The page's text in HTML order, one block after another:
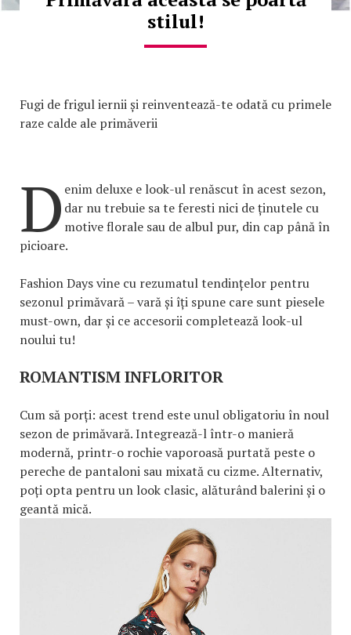
stilul!
Fugi de frigul iernii și reinventează-te odată cu primele
raze calde ale primăverii
D enim deluxe e look-ul renăscut în acest sezon,
dar nu trebuie sa te feresti nici de ținutele cu
motive florale sau de albul pur, din cap până în
picioare.
Fashion Days vine cu rezumatul tendințelor pentru
sezonul primăvară – vară și îți spune care sunt piesele
must-own, dar și ce accesorii completează look-ul
noului tu!
ROMANTISM INFLORITOR
Cum să porți: acest trend este unul obligatoriu în noul
sezon de primăvară. Integrează-l într-o manieră
modernă, printr-o rochie vaporoasă purtată peste o
pereche de pantaloni sau mixată cu cizme. Alternativ,
poți opta pentru un look clasic, alăturând balerini și o
geantă mică.